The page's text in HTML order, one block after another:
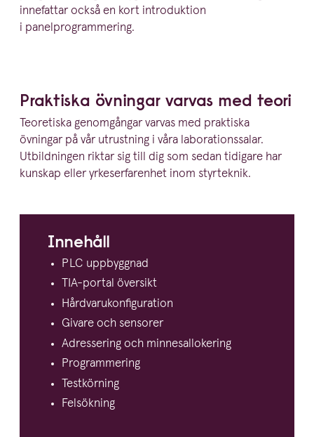
innefattar också en kort intro­duktion
i panelprogrammering.
Praktiska övningar varvas med teori
Teoretiska genomgångar varvas med praktiska
övningar på vår utrustning i våra labora­tions­salar.
Utbild­ningen riktar sig till dig som sedan tidigare har
kunskap eller yrkes­er­fa­renhet inom styrteknik.
Innehåll
PLC uppbyggnad
TIA-portal översikt
Hårdva­ru­kon­fi­gu­ration
Givare och sensorer
Adressering och minnesallokering
Program­mering
Testkörning
Felsökning